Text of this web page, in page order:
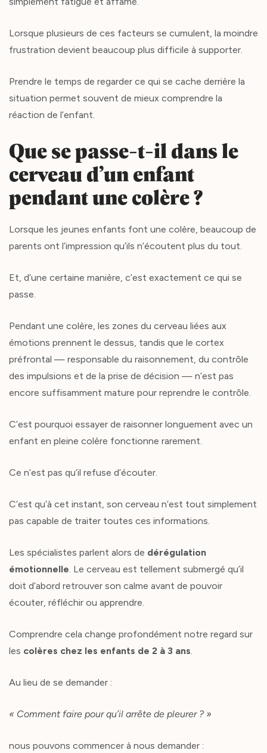
Lorsque plusieurs de ces facteurs se cumulent, la moindre
frustration devient beaucoup plus difficile à supporter.
Prendre le temps de regarder ce qui se cache derrière la
situation permet souvent de mieux comprendre la
réaction de l’enfant.
Que se passe-t-il dans le
cerveau d’un enfant
pendant une colère ?
Lorsque les jeunes enfants font une colère, beaucoup de
parents ont l’impression qu’ils n’écoutent plus du tout.
Et, d’une certaine manière, c’est exactement ce qui se
passe.
Pendant une colère, les zones du cerveau liées aux
émotions prennent le dessus, tandis que le cortex
préfrontal — responsable du raisonnement, du contrôle
des impulsions et de la prise de décision — n’est pas
encore suffisamment mature pour reprendre le contrôle.
C’est pourquoi essayer de raisonner longuement avec un
enfant en pleine colère fonctionne rarement.
Ce n’est pas qu’il refuse d’écouter.
C’est qu’à cet instant, son cerveau n’est tout simplement
pas capable de traiter toutes ces informations.
Les spécialistes parlent alors de dérégulation
émotionnelle . Le cerveau est tellement submergé qu’il
doit d’abord retrouver son calme avant de pouvoir
écouter, réfléchir ou apprendre.
Comprendre cela change profondément notre regard sur
les colères chez les enfants de 2 à 3 ans
Au lieu de se demander :
« Comment faire pour qu’il arrête de pleurer ? »
nous pouvons commencer à nous demander :